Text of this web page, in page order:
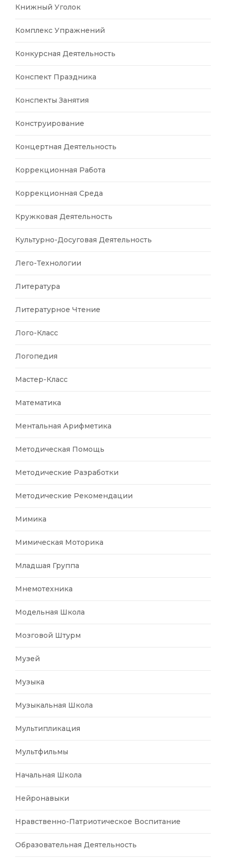
Книжный Уголок
Комплекс Упражнений
Конкурсная Деятельность
Конспект Праздника
Конспекты Занятия
Конструирование
Концертная Деятельность
Коррекционная Работа
Коррекционная Среда
Кружковая Деятельность
Культурно-Досуговая Деятельность
Лего-Технологии
Литература
Литературное Чтение
Лого-Класс
Логопедия
Мастер-Класс
Математика
Ментальная Арифметика
Методическая Помощь
Методические Разработки
Методические Рекомендации
Мимика
Мимическая Моторика
Младшая Группа
Мнемотехника
Модельная Школа
Мозговой Штурм
Музей
Музыка
Музыкальная Школа
Мультипликация
Мультфильмы
Начальная Школа
Нейронавыки
Нравственно-Патриотическое Воспитание
Образовательная Деятельность